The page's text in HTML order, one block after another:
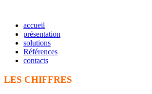
accueil
présentation
solutions
Références
contacts
LES CHIFFRES